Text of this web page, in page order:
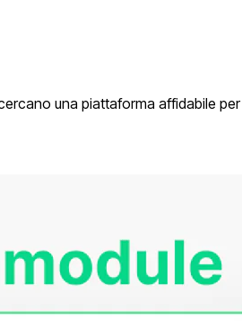
una piattaforma affidabile